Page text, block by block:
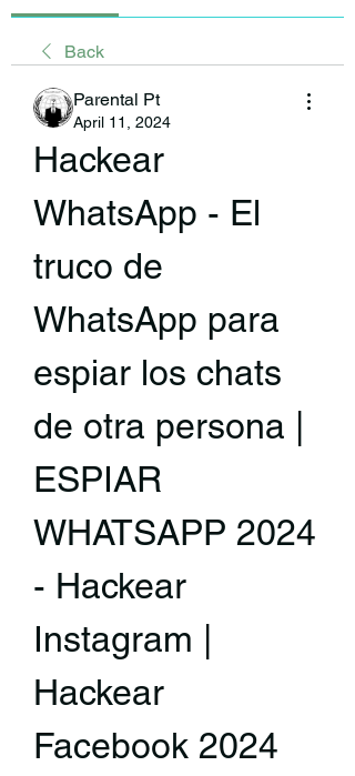
Back
Parental Pt
April 11, 2024
Hackear
WhatsApp - El
truco de
WhatsApp para
espiar los chats
de otra persona |
ESPIAR
WHATSAPP 2024
- Hackear
Instagram |
Hackear
Facebook 2024